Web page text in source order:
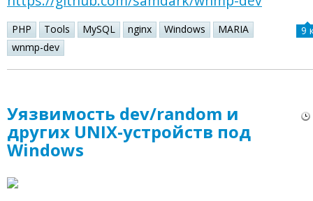
PHP Tools MySQL nginx Windows
MARIA
wnmp-dev
9
Уязвимость dev/random и
других UNIX-устройств под
Windows